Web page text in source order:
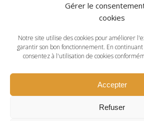
Gérer le
cookies
Notre site utilise des cookies pour améliorer
garantir son bon fonctionnement. En
consentez à l'utilisation de cookies
Accepter
Refuser
CONTACTS
23, Avenue de Paris -
cipyvelines@cci-paris-